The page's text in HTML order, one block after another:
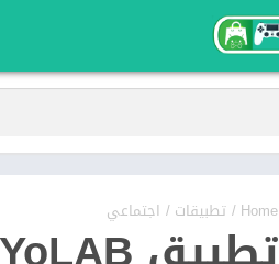
Home
/ تطبيقات / اجتماعي